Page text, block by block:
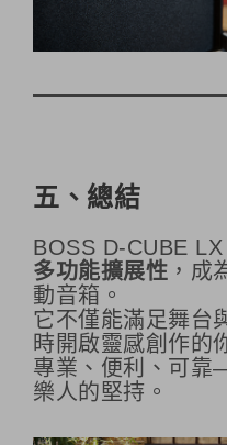
五、總結
BOSS D-CUBE
多功能擴展性 ，成
動音箱。
它不僅能滿足舞台
時開啟靈感創作的
專業、便利、可
樂人的堅持。